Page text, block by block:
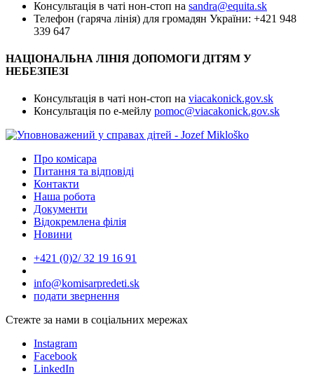
Консультація в чаті нон-стоп на sandra@equita.sk
Телефон (гаряча лінія) для громадян України: +421 948
339 647
НАЦІОНАЛЬНА ЛІНІЯ ДОПОМОГИ ДІТЯМ У
НЕБЕЗПЕЗІ
Консультація в чаті нон-стоп на viacakonick.gov.sk
Консультація по е-мейлу pomoc@viacakonick.gov.sk
Про комісара
Питання та відповіді
Контакти
Наша робота
Документи
Відокремлена філія
Новини
+421 (0)2/ 32 19 16 91
info@komisarpredeti.sk
подати звернення
Стежте за нами в соціальних мережах
Instagram
Facebook
LinkedIn